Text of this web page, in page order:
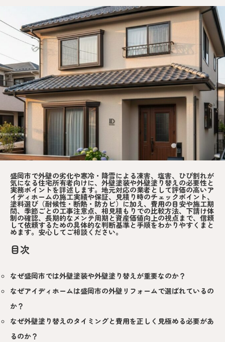
盛岡市で外壁の劣化や寒冷・降雪による凍害、塩害、ひび割れが
気になる住宅所有者向けに、外壁塗装や外壁塗り替えの必要性と
実務ポイントを詳述します。地元対応の業者として評価の高いア
イディホームの施工実績や保証、見積り時のチェックポイント、
塗料選び（耐候性・断熱・防カビ）に加え、費用の目安や施工期
間、季節ごとの工事注意点、相見積もりでの比較方法、下請け体
制の確認、長期的なメンテ周期と資産価値向上の視点まで、信頼
して依頼するための具体的な判断基準と手順をわかりやすくまと
めます。安心してご相談ください。
目次
なぜ盛岡市では外壁塗装や外壁塗り替えが重要なのか？
なぜアイディホームは盛岡市の外壁リフォームで選ばれているの
か？
なぜ外壁塗り替えのタイミングと費用を正しく見極める必要があ
るのか？